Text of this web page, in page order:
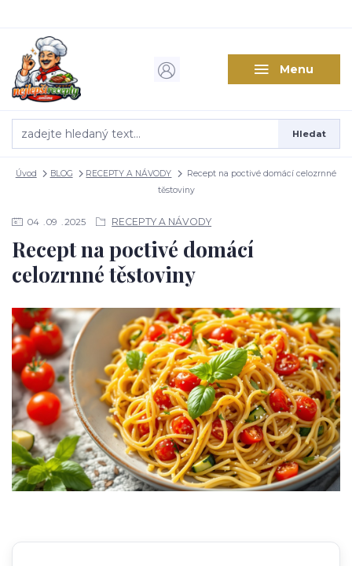
Menu
Hledat
Úvod BLOG RECEPTY A NÁVODY
Recept na poctivé domácí celozrnné
těstoviny
04 09 2025 RECEPTY A NÁVODY
Recept na poctivé domácí
celozrnné těstoviny